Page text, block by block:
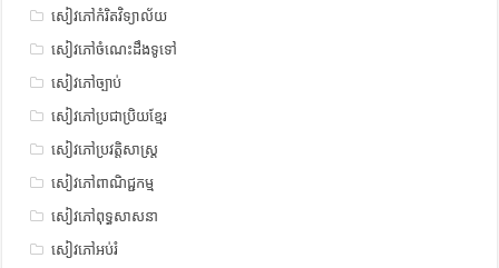
សៀវភៅកំរិតវិទ្យាល័យ
សៀវភៅចំណេះដឹងទូទៅ
សៀវភៅច្បាប់
សៀវភៅប្រជាប្រិយខ្មែរ
សៀវភៅប្រវត្តិសាស្រ្ត
សៀវភៅពាណិជ្ជកម្ម
សៀវភៅពុទ្ធសាសនា
សៀវភៅអប់រំ